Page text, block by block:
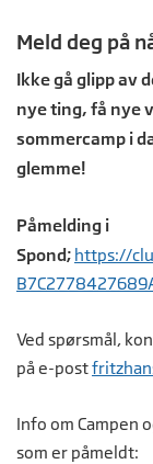
Meld deg på
Ikke gå glipp av
nye ting, få nye
sommercamp i
glemme!
Påmelding i
Spond; https://
Ved spørsmål,
på e-post
Info om Campen
som er påmeldt: